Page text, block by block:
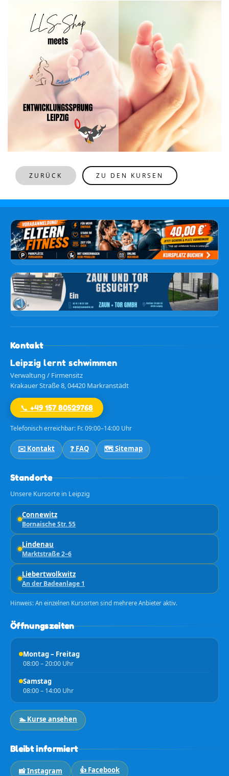
ZURÜCK ZU DEN KURSEN
Kontakt
Leipzig lernt schwimmen
Verwaltung / Firmensitz
Krakauer Straße 8, 04420 Markranstädt
📞 +49 157 80529768
Telefonisch erreichbar: Fr. 09:00–14:00 Uhr
✉️ Kontakt ❓ FAQ 🗺️ Sitemap
Standorte
Unsere Kursorte in Leipzig
Connewitz
Bornaische Str. 55
Lindenau
Marktstraße 2–6
Liebertwolkwitz
An der Badeanlage 1
Hinweis: An einzelnen Kursorten sind mehrere Anbieter aktiv.
Öffnungszeiten
Montag – Freitag
08:00 – 20:00 Uhr
Samstag
08:00 – 14:00 Uhr
🏊 Kurse ansehen
Bleibt informiert
📸 Instagram 👍 Facebook